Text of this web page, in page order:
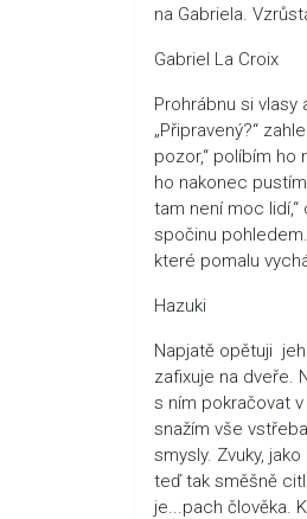
na Gabriela.
Gabriel La Croix
Prohrábnu si vlasy
„Připravený?“
pozor,“ políbím ho
ho nakonec
tam není moc
spočinu
které pomalu
Hazuki
Napjatě opětuji
zafixuje na dveře.
s ním pokračovat
snažím vše
smysly. Zvuky,
teď tak směšně
je...pach člověka.